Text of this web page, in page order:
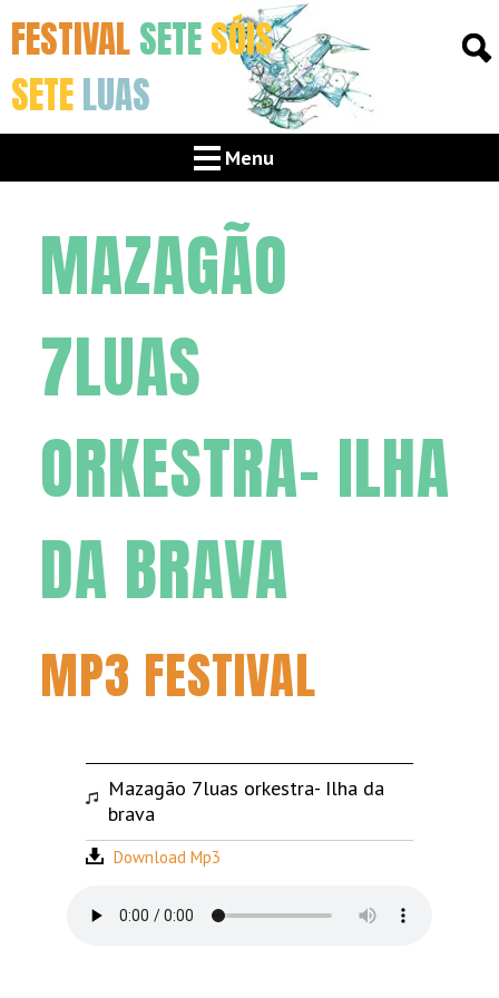
FESTIVALSETESÓIS
SETELUAS
Menu
MAZAGÃO
7LUAS
ORKESTRA- ILHA
DA BRAVA
MP3 FESTIVAL
Mazagão 7luas orkestra- Ilha da
brava
Download Mp3